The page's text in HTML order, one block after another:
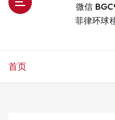
微信
菲律环球
首页